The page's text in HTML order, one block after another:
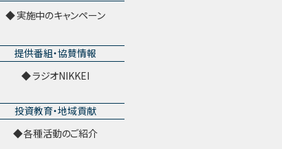
実施中のキャンペーン
提供番組・協賛情報
ラジオNIKKEI
投資教育・地域貢献
各種活動のご紹介